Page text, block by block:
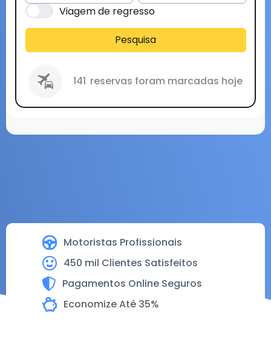
Motoristas Profissionais
450 mil Clientes Satisfeitos
Pagamentos Online Seguros
Economize Até 35%
Viagem de regresso
Pesquisa
141 reservas foram marcadas hoje